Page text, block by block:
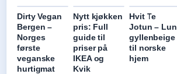
Dirty Vegan
Bergen –
Norges
første
veganske
hurtigmat
Nytt kjøkken
pris: Full
guide til
priser på
IKEA og
Kvik
Hvit Te
Jotun – Lun
gyllenbeige
til norske
hjem